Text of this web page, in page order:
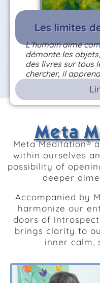
Les limites
L’humain aime
démonte les
des livres sur tous
chercher, il
Meta
Meta Meditation®
within ourselves
possibility of
deeper
Accompanied by
harmonize our
doors of
brings clarity to
inner calm,